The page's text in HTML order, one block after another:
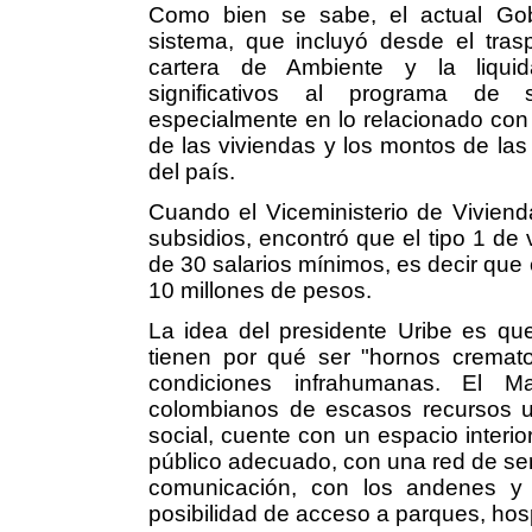
Como bien se sabe, el actual
sistema, que incluyó desde el
cartera de Ambiente y la
significativos al programa de
especialmente en lo relacionado
de las viviendas y los montos de
del país.
Cuando el Viceministerio de
subsidios, encontró que el tipo 1 de
de 30 salarios mínimos, es decir
10 millones de pesos.
La idea del presidente Uribe es
tienen por qué ser "hornos
condiciones infrahumanas. El
colombianos de escasos recursos
social, cuente con un espacio
público adecuado, con una red de
comunicación, con los andenes
posibilidad de acceso a parques,